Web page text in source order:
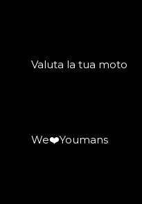
Valuta la tua moto
We❤️Youmans